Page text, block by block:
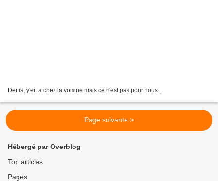
Denis, y'en a chez la voisine mais ce n'est pas pour nous ...
Page suivante >
Hébergé par Overblog
Top articles
Pages